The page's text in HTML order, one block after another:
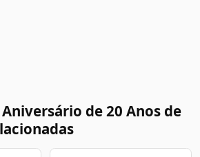
de 20 Anos de